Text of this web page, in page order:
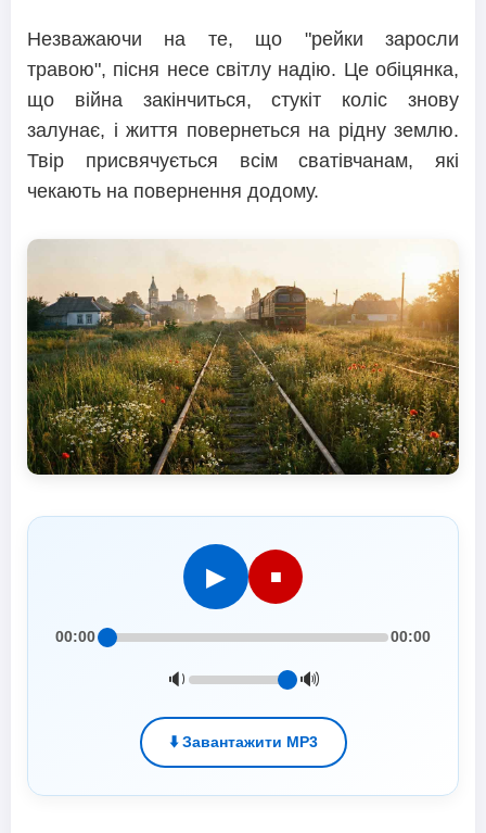
Незважаючи на те, що "рейки заросли
травою", пісня несе світлу надію. Це обіцянка,
що війна закінчиться, стукіт коліс знову
залунає, і життя повернеться на рідну землю.
Твір присвячується всім сватівчанам, які
чекають на повернення додому.
▶ ■
00:00 00:00
🔉 🔊
⬇️ Завантажити MP3